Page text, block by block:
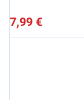
7,99 €